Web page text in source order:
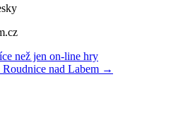
než jen on-line hry
nad Labem →